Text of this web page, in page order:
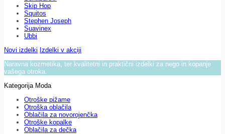
Skip Hop
Squitos
Stephen Joseph
Suavinex
Ubbi
Novi izdelki Izdelki v akciji
Naravna kozmetika, ter kvalitetni in praktični izdelki za nego in kopanje
vašega otroka.
Kategorija Moda
Otroške pižame
Otroška oblačila
Oblačila za novorojenčka
Otroške kopalke
Oblačila za dečka